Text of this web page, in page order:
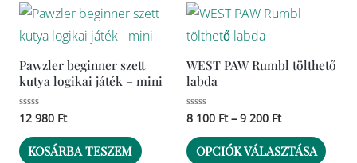
Pawzler beginner szett
kutya logikai játék – mini
Értékelés:
0
5
12 980 Ft
KOSÁRBA TESZEM
WEST PAW Rumbl tölthető
labda
Értékelés:
0
5
8 100 Ft – 9 200 Ft
Ártartomány:
8
9
OPCIÓK VÁLASZTÁSA A